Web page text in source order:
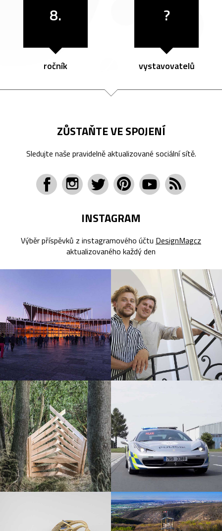
8.
ročník
?
vystavovatelů
ZŮSTAŇTE VE SPOJENÍ
Sledujte naše pravidelně aktualizované sociální sítě.
INSTAGRAM
Výběr příspěvků z instagramového účtu DesignMagcz
aktualizovaného každý den